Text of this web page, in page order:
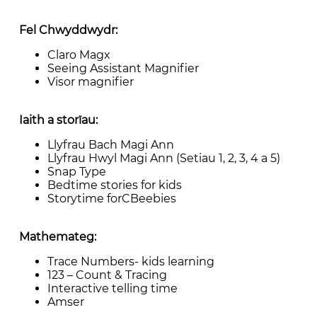
Fel Chwyddwydr:
Claro Magx
Seeing Assistant Magnifier
Visor magnifier
Iaith a storïau:
Llyfrau Bach Magi Ann
Llyfrau Hwyl Magi Ann (Setiau 1, 2, 3, 4 a 5)
Snap Type
Bedtime stories for kids
Storytime forCBeebies
Mathemateg:
Trace Numbers- kids learning
123 – Count & Tracing
Interactive telling time
Amser